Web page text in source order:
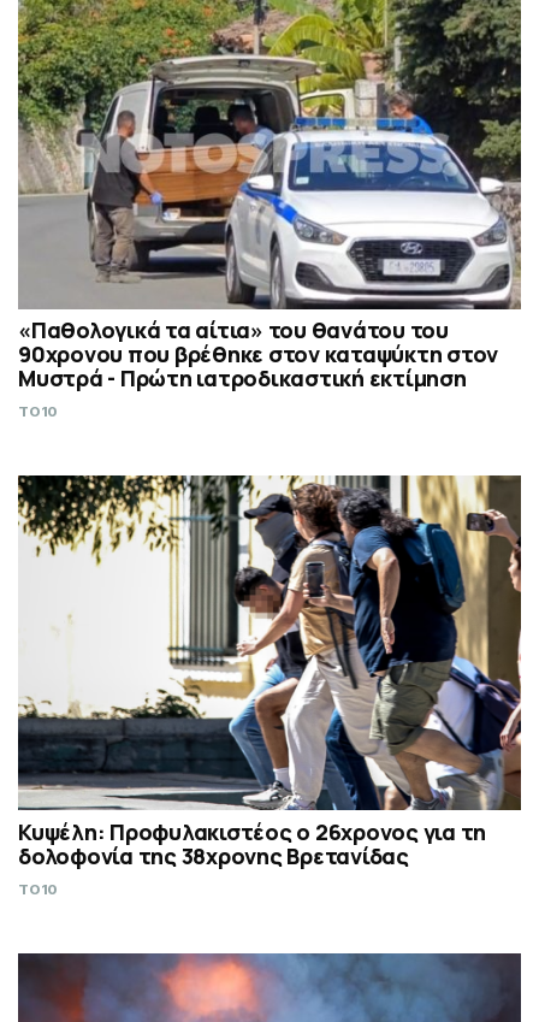
«Παθολογικά τα αίτια» του θανάτου του
90χρονου που βρέθηκε στον καταψύκτη στον
Μυστρά - Πρώτη ιατροδικαστική εκτίμηση
TO10
Κυψέλη: Προφυλακιστέος ο 26χρονος για τη
δολοφονία της 38χρονης Βρετανίδας
TO10